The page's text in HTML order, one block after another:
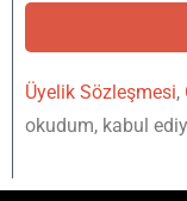
Üyelik Sözleşmesi,
okudum, kabul